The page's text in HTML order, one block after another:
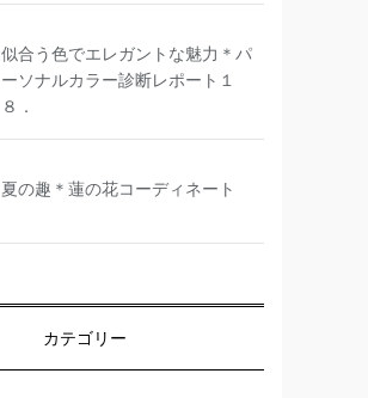
似合う色でエレガントな魅力＊パ
ーソナルカラー診断レポート１
８．
夏の趣＊蓮の花コーディネート
カテゴリー